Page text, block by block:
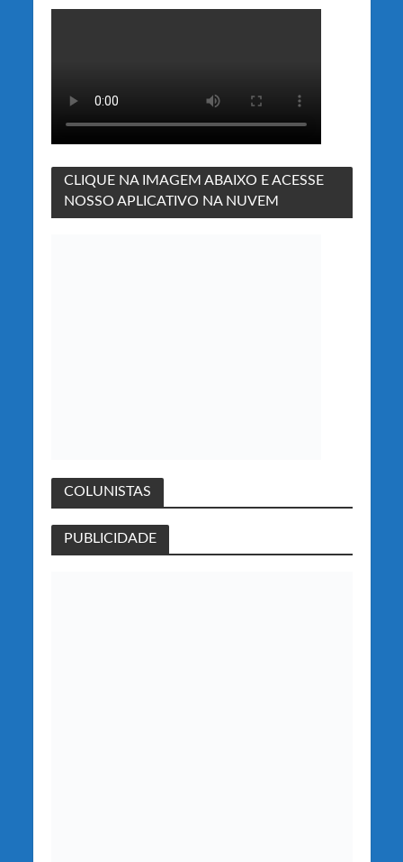
CLIQUE NA IMAGEM ABAIXO E ACESSE
NOSSO APLICATIVO NA NUVEM
COLUNISTAS
PUBLICIDADE